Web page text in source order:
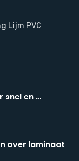
Lijm PVC
en ...
over laminaat